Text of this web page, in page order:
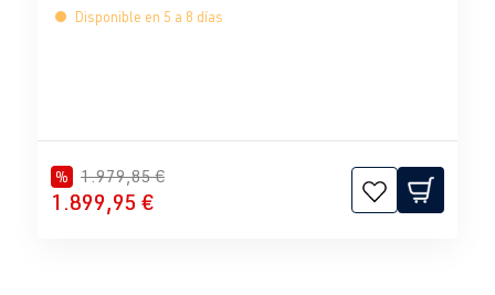
Disponible en 5 a 8 días
% 1.979,85 €
1.899,95 €